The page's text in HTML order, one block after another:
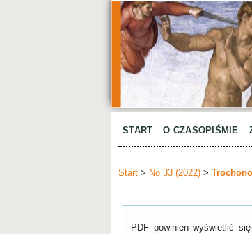
START O CZASOPIŚMIE
Start > No 33 (2022) >
PDF powinien wyświetlić